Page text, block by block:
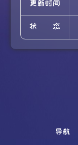
更新时间
状态
导航